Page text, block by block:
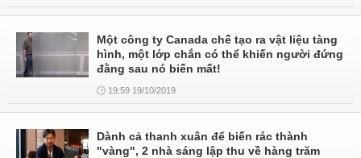
Một công ty Canada chế tạo ra vật liệu tàng
hình, một lớp chắn có thể khiến người đứng
đằng sau nó biến mất!
19:59 19/10/2019
Dành cả thanh xuân để biến rác thành
"vàng", 2 nhà sáng lập thu về hàng trăm